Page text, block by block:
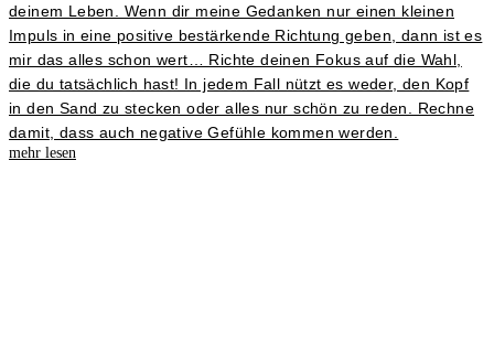
deinem Leben. Wenn dir meine Gedanken nur einen kleinen
Impuls in eine positive bestärkende Richtung geben, dann ist es
mir das alles schon wert… Richte deinen Fokus auf die Wahl,
die du tatsächlich hast! In jedem Fall nützt es weder, den Kopf
in den Sand zu stecken oder alles nur schön zu reden. Rechne
damit, dass auch negative Gefühle kommen werden.
mehr lesen